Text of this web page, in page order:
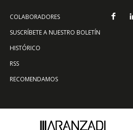
COLABORADORES
SUSCRÍBETE A NUESTRO BOLETÍN
HISTÓRICO
RSS
RECOMENDAMOS